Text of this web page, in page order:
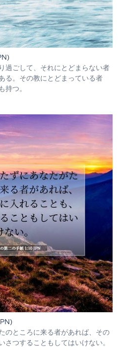
過ごして、それにとどまらない者
る。その教にとどまっている者
持つ。
のところに来る者があれば、その
さつすることもしてはいけない。